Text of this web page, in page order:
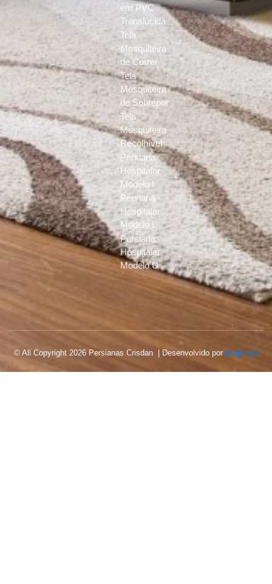
em PVC
Translúcida
Tela
Mosquiteira
de Correr
Tela
Mosquiteira
de Sobrepor
Tela
Mosquiteira
Recolhível
Persiana
Hospitalar
Modelo I
Persiana
Hospitalar
Modelo L
Persiana
Hospitalar
Modelo U
© All Copyright 2026 Persianas Crisdan | Desenvolvido por DropFlow